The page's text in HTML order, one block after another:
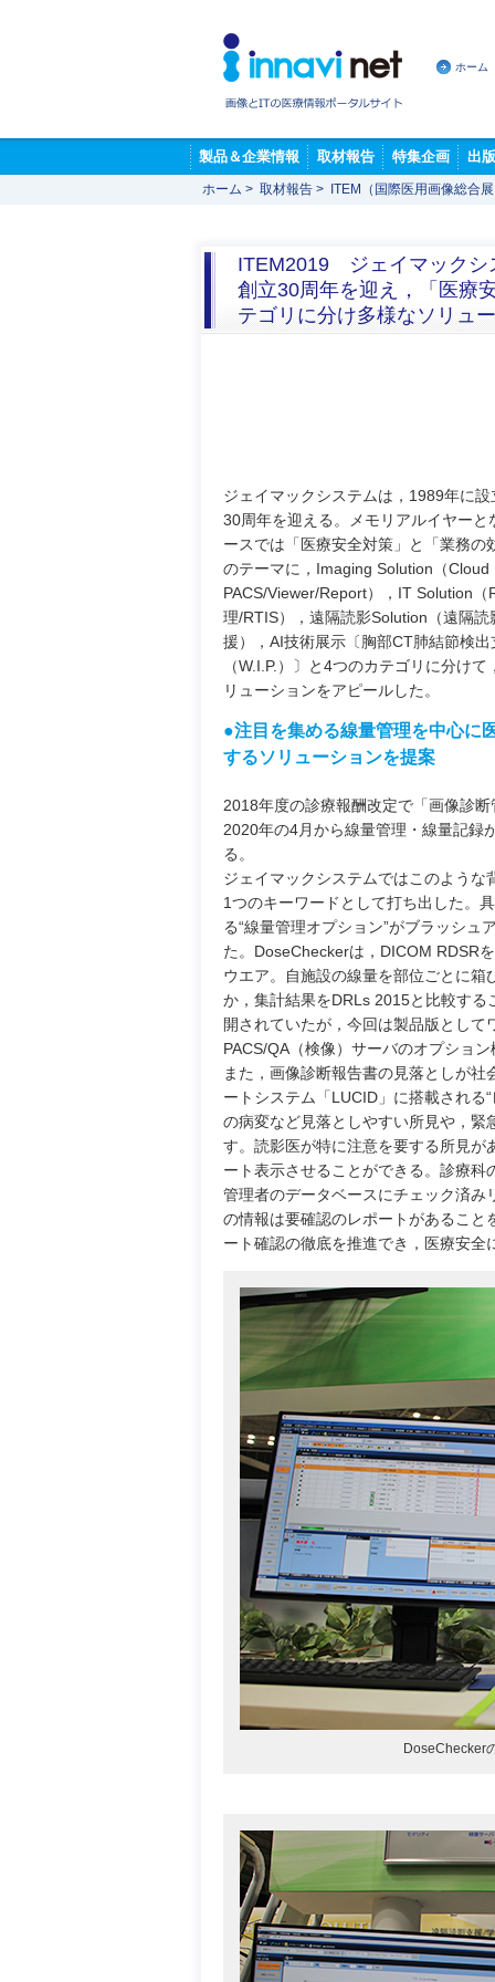
ホーム
製品＆企業情報 取材報告 特集企画 出
ホーム > 取材報告 > ITEM（国際医用画像総合
ITEM2019 ジェイマック
創立30周年を迎え，「医療
テゴリに分け多様なソリュ
ジェイマックシステムは，1989年に
30周年を迎える。メモリアルイヤーと
ースでは「医療安全対策」と「業務の
のテーマに，Imaging Solution（Cloud
PACS/Viewer/Report），IT Solution（
理/RTIS），遠隔読影Solution（遠隔読
援），AI技術展示〔胸部CT肺結節検
（W.I.P.）〕と4つのカテゴリに分け
リューションをアピールした。
●注目を集める線量管理を中心に
するソリューションを提案
2018年度の診療報酬改定で「画像診
2020年の4月から線量管理・線量記録
る。
ジェイマックシステムではこのよう
1つのキーワードとして打ち出した。
る“線量管理オプション”がブラッシュ
た。DoseCheckerは，DICOM RDSR
ウエア。自施設の線量を部位ごとに
か，集計結果をDRLs 2015と比較す
開されていたが，今回は製品版とし
PACS/QA（検像）サーバのオプショ
また，画像診断報告書の見落としが
ートシステム「LUCID」に搭載される
の病変など見落としやすい所見や，
す。読影医が特に注意を要する所見
ート表示させることができる。診療
管理者のデータベースにチェック済
の情報は要確認のレポートがあるこ
ート確認の徹底を推進でき，医療安全
DoseChecker